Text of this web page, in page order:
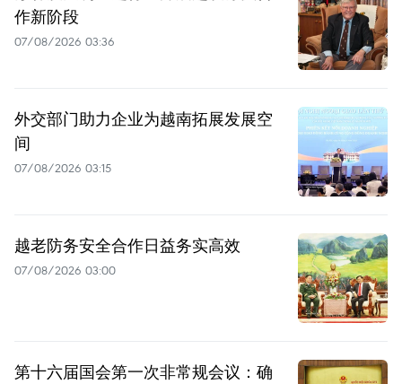
作新阶段
07/08/2026 03:36
外交部门助力企业为越南拓展发展空
间
07/08/2026 03:15
越老防务安全合作日益务实高效
07/08/2026 03:00
第十六届国会第一次非常规会议：确